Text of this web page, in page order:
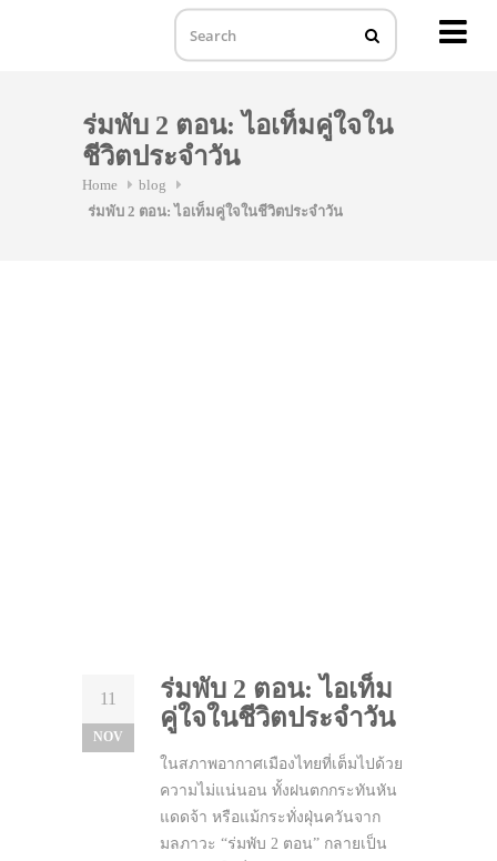
ร่มพับ 2 ตอน: ไอเท็มคู่ใจใน
ชีวิตประจำวัน
Home
blog
ร่มพับ 2 ตอน: ไอเท็มคู่ใจในชีวิตประจำวัน
11
NOV
ร่มพับ 2 ตอน: ไอเท็ม
คู่ใจในชีวิตประจำวัน
ในสภาพอากาศเมืองไทยที่เต็มไปด้วย
ความไม่แน่นอน ทั้งฝนตกกระทันหัน
แดดจ้า หรือแม้กระทั่งฝุ่นควันจาก
มลภาวะ “ร่มพับ 2 ตอน” กลายเป็น